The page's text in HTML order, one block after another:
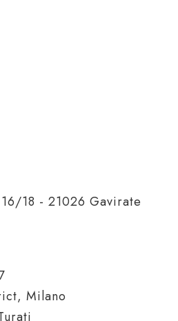
18 - 21026 Gavirate
Milano